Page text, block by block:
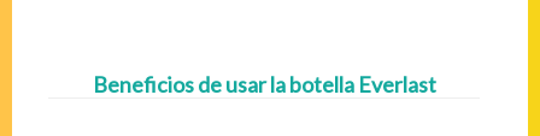
Beneficios de usar la botella Everlast